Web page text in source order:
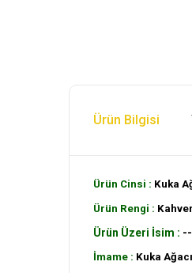
Ürün Bilgisi
Ürün Cinsi : Kuka
Ürün Rengi :
Ürün Üzeri İsim :
İmame : Kuka Ağacı